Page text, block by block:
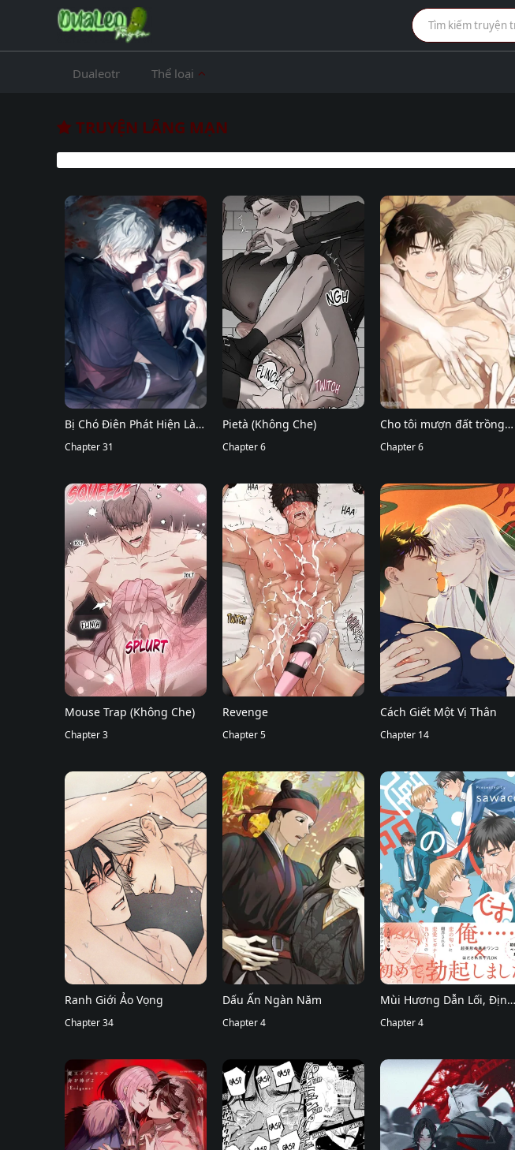
Dualeotr Thể loại
TRUYỆN LÃNG MẠN
Bị Chó Điên Phát Hiện Là
Đồng Loại
Chapter 31
Pietà (Không Che)
Chapter 6
Cho tôi mượn đất trồng
khoai
Chapter 6
Mouse Trap (Không Che)
Chapter 3
Revenge
Chapter 5
Cách Giết Một Vị Thân
Chapter 14
Ranh Giới Ảo Vọng
Chapter 34
Dấu Ấn Ngàn Năm
Chapter 4
Mùi Hương Dẫn Lối, Định
Mệnh Giao Thoa
Chapter 4